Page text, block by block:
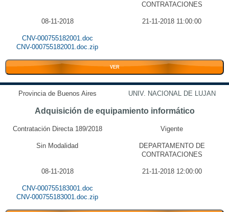
CONTRATACIONES
08-11-2018 21-11-2018 11:00:00
CNV-000755182001.doc
CNV-000755182001.doc.zip
VER
Provincia de Buenos Aires UNIV. NACIONAL DE LUJAN
Adquisición de equipamiento informático
Contratación Directa 189/2018 Vigente
Sin Modalidad
DEPARTAMENTO DE
CONTRATACIONES
08-11-2018 21-11-2018 12:00:00
CNV-000755183001.doc
CNV-000755183001.doc.zip